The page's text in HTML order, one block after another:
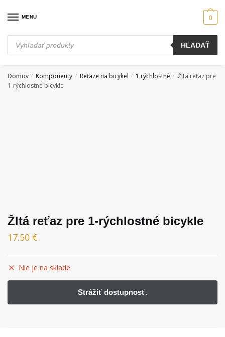
MENU
Products
search
HĽADAŤ
0
Domov / Komponenty / Reťaze na bicykel / 1 rýchlostné / Žltá reťaz pre
1-rýchlostné bicykle
Žltá reťaz pre 1-rýchlostné bicykle
17.50 €
Nie je na sklade